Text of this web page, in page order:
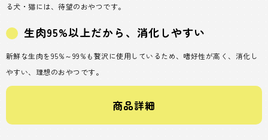
る犬・猫には、待望のおやつです。
生肉95%以上だから、消化しやすい
新鮮な生肉を95%～99%も贅沢に使用しているため、嗜好性が高く、消化し
やすい、理想のおやつです。
商品詳細